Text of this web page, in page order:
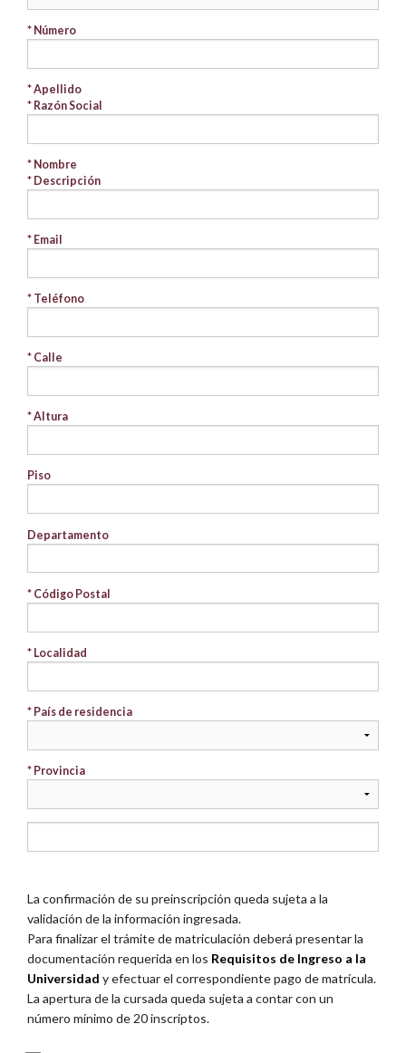
* Número
* Apellido
* Razón Social
* Nombre
* Descripción
* Email
* Teléfono
* Calle
* Altura
Piso
Departamento
* Código Postal
* Localidad
* País de residencia
* Provincia
La confirmación de su preinscripción queda sujeta a la
validación de la información ingresada.
Para finalizar el trámite de matriculación deberá presentar la
documentación requerida en los Requisitos de Ingreso a la
Universidad y efectuar el correspondiente pago de matrícula.
La apertura de la cursada queda sujeta a contar con un
número mínimo de 20 inscriptos.